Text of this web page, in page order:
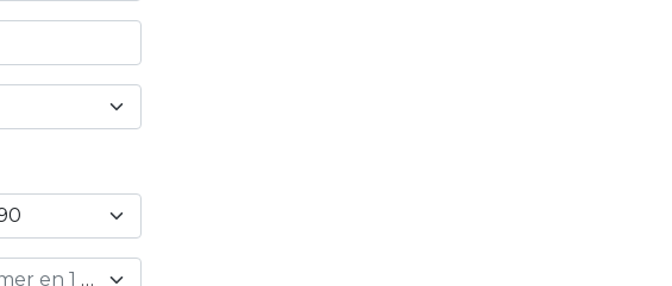
Ta situation actuelle, si tu devais la résumer en 1 mot… *